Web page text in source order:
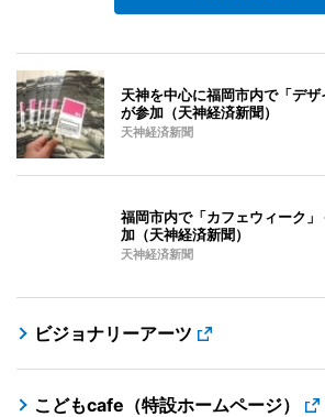
天神を中心に福岡市内で「デ
が参加（天神経済新聞）
天神経済新聞
福岡市内で「カフェウィーク
加（天神経済新聞）
天神経済新聞
ビジョナリーアーツ
こどもcafe（特設ホームページ）